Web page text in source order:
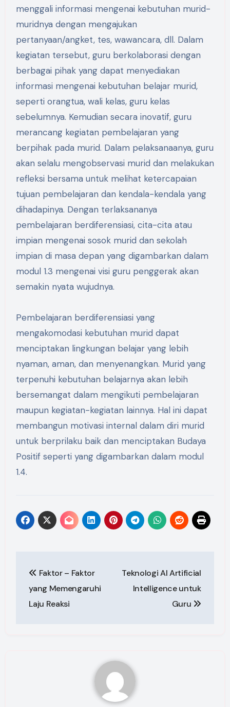
menggali informasi mengenai kebutuhan murid-
muridnya dengan mengajukan
pertanyaan/angket, tes, wawancara, dll. Dalam
kegiatan tersebut, guru berkolaborasi dengan
berbagai pihak yang dapat menyediakan
informasi mengenai kebutuhan belajar murid,
seperti orangtua, wali kelas, guru kelas
sebelumnya. Kemudian secara inovatif, guru
merancang kegiatan pembelajaran yang
berpihak pada murid. Dalam pelaksanaanya, guru
akan selalu mengobservasi murid dan melakukan
refleksi bersama untuk melihat ketercapaian
tujuan pembelajaran dan kendala-kendala yang
dihadapinya. Dengan terlaksananya
pembelajaran berdiferensiasi, cita-cita atau
impian mengenai sosok murid dan sekolah
impian di masa depan yang digambarkan dalam
modul 1.3 mengenai visi guru penggerak akan
semakin nyata wujudnya.
Pembelajaran berdiferensiasi yang
mengakomodasi kebutuhan murid dapat
menciptakan lingkungan belajar yang lebih
nyaman, aman, dan menyenangkan. Murid yang
terpenuhi kebutuhan belajarnya akan lebih
bersemangat dalam mengikuti pembelajaran
maupun kegiatan-kegiatan lainnya. Hal ini dapat
membangun motivasi internal dalam diri murid
untuk berprilaku baik dan menciptakan Budaya
Positif seperti yang digambarkan dalam modul
1.4.
navigation
Faktor – Faktor
yang Memengaruhi
Laju Reaksi
Teknologi AI Artificial
Intelligence untuk
Guru